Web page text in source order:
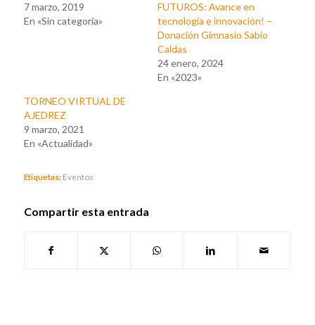
7 marzo, 2019
En «Sin categoría»
FUTUROS: Avance en
tecnología e innovación! –
Donación Gimnasio Sabio
Caldas
24 enero, 2024
En «2023»
TORNEO VIRTUAL DE
AJEDREZ
9 marzo, 2021
En «Actualidad»
Etiquetas: Eventos
Compartir esta entrada